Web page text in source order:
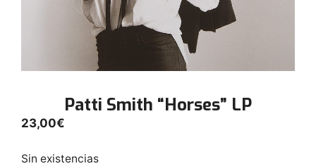
Patti Smith “Horses” LP
23,00€
Sin existencias